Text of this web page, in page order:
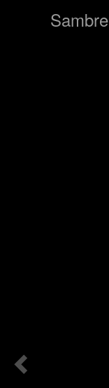
Sambre
Previous